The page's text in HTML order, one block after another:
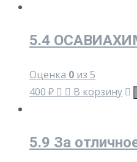
5.4
Оценка 0 из 5
400 ₽ В корзину
5.9 За